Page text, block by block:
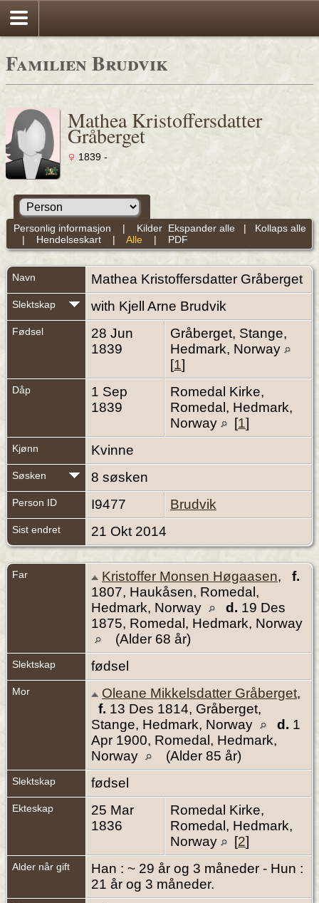
Familien Brudvik
Mathea Kristoffersdatter
Gråberget
1839 -
Ekspander alle | Kollaps alle
Personlig informasjon | Kilder
| Hendelseskart| Alle | PDF
Navn Mathea Kristoffersdatter Gråberget
Slektskap with Kjell Arne Brudvik
Fødsel
28 Jun
1839
Gråberget, Stange,
Hedmark, Norway
[1]
Dåp
1 Sep
1839
Romedal Kirke,
Romedal, Hedmark,
Norway
[1]
Kjønn Kvinne
Søsken 8 søsken
Person ID I9477 Brudvik
Sist endret 21 Okt 2014
Far Kristoffer Monsen Høgaasen, f.
1807, Haukåsen, Romedal,
Hedmark, Norway
d. 19 Des
1875, Romedal, Hedmark, Norway
(Alder 68 år)
Slektskap fødsel
Mor Oleane Mikkelsdatter Gråberget,
f. 13 Des 1814, Gråberget,
Stange, Hedmark, Norway
d. 1
Apr 1900, Romedal, Hedmark,
Norway
(Alder 85 år)
Slektskap fødsel
Ekteskap
25 Mar
1836
Romedal Kirke,
Romedal, Hedmark,
Norway
[2]
Alder når gift
Han : ~ 29 år og 3 måneder - Hun :
21 år og 3 måneder.